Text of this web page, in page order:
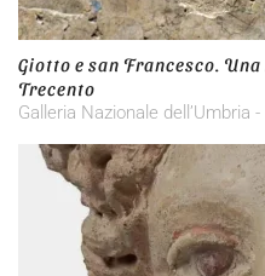
Giotto e san Francesco.
Trecento
Galleria Nazionale dell’Umbria